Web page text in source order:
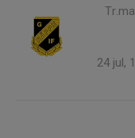
24 jul,